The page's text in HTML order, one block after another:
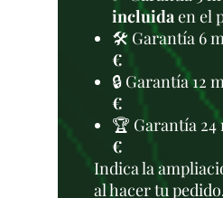
incluidaen el
🛠️ Garantía 6
€
🔒 Garantía 12
€
🏆 Garantía 24
€
Indica la
al hacer tu